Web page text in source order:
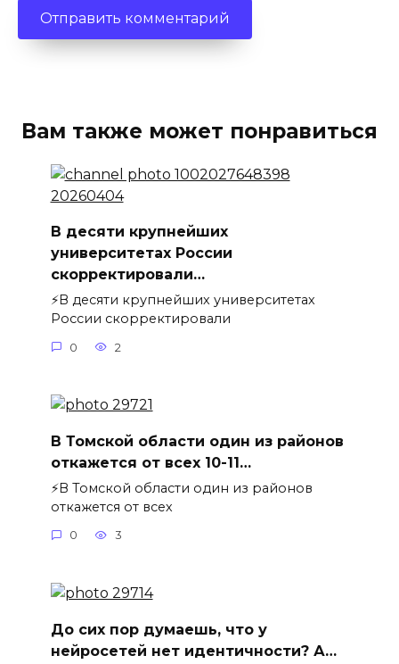
Вам также может понравиться
В десяти крупнейших
университетах России
скорректировали…
⚡️В десяти крупнейших университетах
России скорректировали
0 2
В Томской области один из районов
откажется от всех 10-11…
⚡️В Томской области один из районов
откажется от всех
0 3
До сих пор думаешь, что у
нейросетей нет идентичности? А…